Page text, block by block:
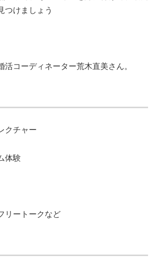
つけましょう
活コーディネーター荒木直美さん。
クチャー
体験
リートークなど